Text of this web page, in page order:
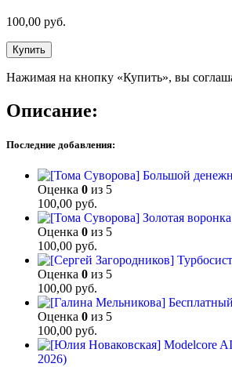
100,00 руб.
Купить
Нажимая на кнопку «Купить», вы
Описание:
Последние добавления:
Оценка 0 из 5
100,00 руб.
Оценка 0 из 5
100,00 руб.
Оценка 0 из 5
100,00 руб.
Оценка 0 из 5
100,00 руб.
2026)